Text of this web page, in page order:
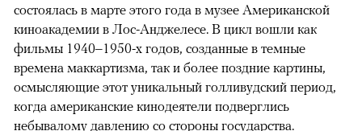
состоялась в марте этого года в музее Американской
киноакадемии в Лос-Анджелесе. В цикл вошли как
фильмы 1940–1950-х годов, созданные в темные
времена маккартизма, так и более поздние картины,
осмысляющие этот уникальный голливудский период,
когда американские кинодеятели подверглись
небывалому давлению со стороны государства.